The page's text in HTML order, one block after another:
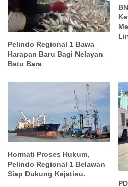
Pelindo Regional 1 Bawa
Harapan Baru Bagi Nelayan
Batu Bara
Hormati Proses Hukum,
Pelindo Regional 1 Belawan
Siap Dukung Kejatisu.